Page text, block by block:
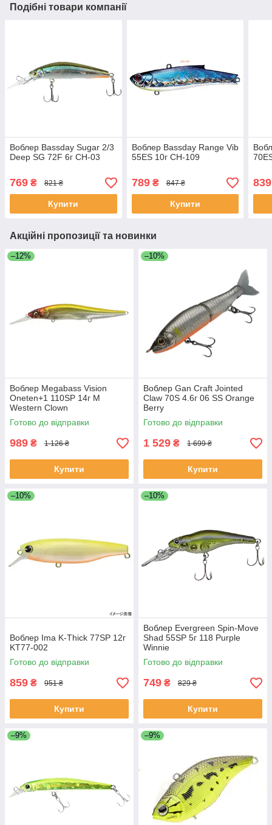
Подібні товари компанії
Воблер Bassday Sugar 2/3
Deep SG 72F 6г CH-03
769 ₴ 821 ₴
Купити
Воблер Bassday Range Vib
55ES 10г CH-109
789₴ 847 ₴
Купити
839
Акційні пропозиції та новинки
–12%
Воблер Megabass Vision
Oneten+1 110SP 14г M
Western Clown
Готово до відправки
989 ₴ 1 126 ₴
Купити
–10%
Воблер Gan Craft Jointed
Claw 70S 4.6г 06 SS Orange
Berry
Готово до відправки
1 529 ₴ 1 699 ₴
Купити
–10%
Воблер Ima K-Thick 77SP 12г
KT77-002
Готово до відправки
859 ₴ 951 ₴
Купити
–10%
Воблер Evergreen Spin-Move
Shad 55SP 5г 118 Purple
Winnie
Готово до відправки
749 ₴ 829 ₴
Купити
–9% –9%